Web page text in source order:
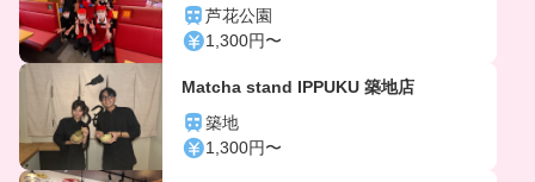
芦花公園
1,300円〜
Matcha stand IPPUKU 築地店
築地
1,300円〜